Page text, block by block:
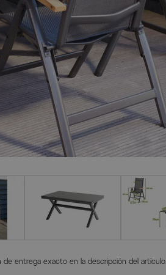
de entrega exacto en la descripción del artículo.